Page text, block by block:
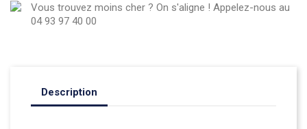
Vous trouvez moins cher ? On s'aligne ! Appelez-nous au
04 93 97 40 00
Description